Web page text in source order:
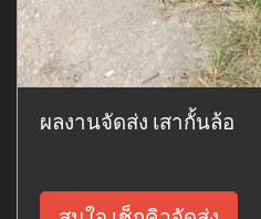
ผลงานจัดส่ง เสากั้นล้อ